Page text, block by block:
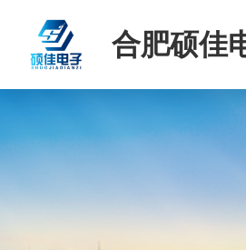
合肥硕佳